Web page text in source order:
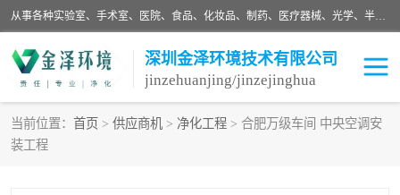
从事各种实验室、手术室、医院、食品、化妆品、制药、医疗器械、光学、半导体、精密电子等无尘车间行业的洁净车间装修设计、净化设备、恒温恒湿空调的设计制作与安装、净化系统工程项目施工及其技术支持服务。
深圳金泽环境技术有限公司
jinzehuanjing/jinzejinghua
当前位置： 首页 > 供应商机 > 净化工程 > 合肥万级车间 中央空调安
装工程
耗材